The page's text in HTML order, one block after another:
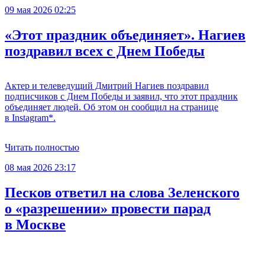
09 мая 2026 02:25
«Этот праздник объединяет». Нагиев
поздравил всех с Днем Победы
Актер и телеведущий Дмитрий Нагиев поздравил
подписчиков с Днем Победы и заявил, что этот праздник
объединяет людей. Об этом он сообщил на странице
в Instagram*.
Читать полностью
08 мая 2026 23:17
Песков ответил на слова Зеленского
о «разрешении» провести парад
в Москве